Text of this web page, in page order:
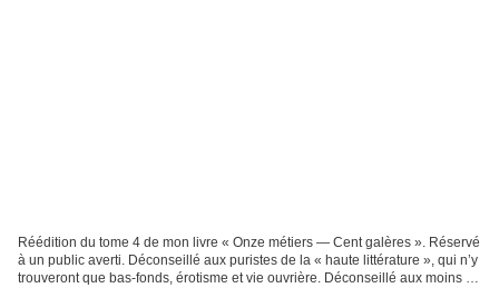
Réédition du tome 4 de mon livre « Onze métiers — Cent galères ». Réservé
à un public averti. Déconseillé aux puristes de la « haute littérature », qui n’y
trouveront que bas-fonds, érotisme et vie ouvrière. Déconseillé aux moins de